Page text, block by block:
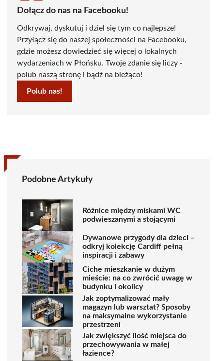
Dołącz do nas na Facebooku!
Odkrywaj, dyskutuj i dziel się tym co najlepsze!
Przyłącz się do naszej społeczności na Facebooku,
gdzie możesz dowiedzieć się więcej o lokalnych
wydarzeniach w Płońsku. Twoje zdanie się liczy -
polub naszą stronę i bądź na bieżąco!
Polub nas!
Podobne Artykuły
Różnice między miskami WC
podwieszanymi a stojącymi
Dywanowe przygody dla dzieci –
odkryj kolekcję Cardiff pełną
inspiracji i zabawy
Ciche mieszkanie w dużym
mieście: na co zwrócić uwagę w
budynku i okolicy
Jak zoptymalizować mały
magazyn lub warsztat? Sposoby
na maksymalne wykorzystanie
przestrzeni
Jak zwiększyć ilość miejsca do
przechowywania w małej
łazience?